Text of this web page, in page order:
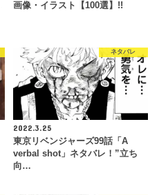
画像・イラスト【100選】!!
ネタバレ
2022.3.25
東京リベンジャーズ99話「A
verbal shot」ネタバレ！”立ち
向…